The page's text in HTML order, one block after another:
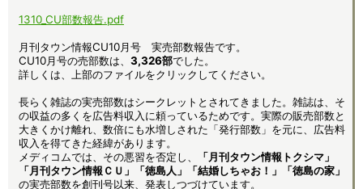
1310_CU部数報告.pdf
月刊タウン情報CU10月号 実売部数報告です。
CU10月号の売部数は、 3,326部でした。
詳しくは、上部のファイルをクリックしてください。
長らく雑誌の実売部数はシークレットとされてきました。雑誌は、そ
の収益の多くを広告料収入に頼っているためです。実際の販売部数と
大きくかけ離れ、数倍にも水増しされた「発行部数」を元に、広告料
収入を得てきた経緯があります。
メディコムでは、その悪習を否定し、
「月刊タウン情報トクシマ」
「月刊タウン情報ＣＵ」「徳島人」「結婚しちゃお！」「徳島の家」
の実売部数を創刊号以来、発表しつづけています。